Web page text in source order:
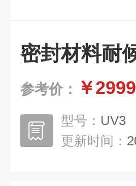
密封材料耐
参考价： ￥
型号： UV3
更新时间：